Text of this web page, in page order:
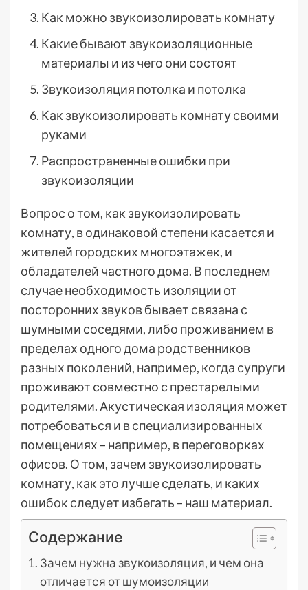
Как можно звукоизолировать комнату
Какие бывают звукоизоляционные
материалы и из чего они состоят
Звукоизоляция потолка и потолка
Как звукоизолировать комнату своими
руками
Распространенные ошибки при
звукоизоляции
Вопрос о том, как звукоизолировать
комнату, в одинаковой степени касается и
жителей городских многоэтажек, и
обладателей частного дома. В последнем
случае необходимость изоляции от
посторонних звуков бывает связана с
шумными соседями, либо проживанием в
пределах одного дома родственников
разных поколений, например, когда супруги
проживают совместно с престарелыми
родителями. Акустическая изоляция может
потребоваться и в специализированных
помещениях – например, в переговорках
офисов. О том, зачем звукоизолировать
комнату, как это лучше сделать, и каких
ошибок следует избегать – наш материал.
Содержание
Зачем нужна звукоизоляция, и чем она
отличается от шумоизоляции